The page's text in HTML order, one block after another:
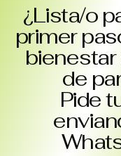
¿Lista/o
primer
de
Pide